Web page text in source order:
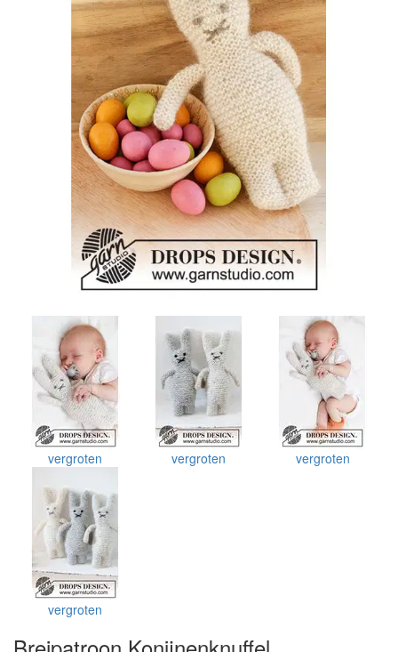
vergroten vergroten vergroten
vergroten